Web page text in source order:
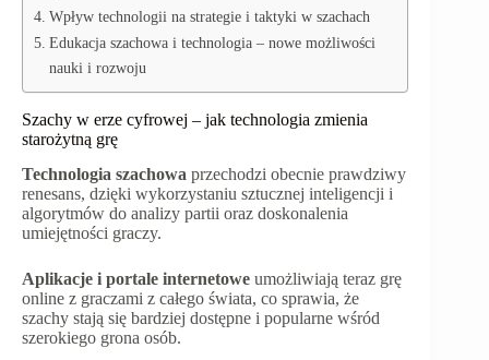
Wpływ technologii na strategie i taktyki w szachach
Edukacja szachowa i technologia – nowe możliwości
nauki i rozwoju
Szachy w erze cyfrowej – jak technologia zmienia
starożytną grę
Technologia szachowa przechodzi obecnie prawdziwy
renesans, dzięki wykorzystaniu sztucznej inteligencji i
algorytmów do analizy partii oraz doskonalenia
umiejętności graczy.
Aplikacje i portale internetowe umożliwiają teraz grę
online z graczami z całego świata, co sprawia, że
szachy stają się bardziej dostępne i popularne wśród
szerokiego grona osób.